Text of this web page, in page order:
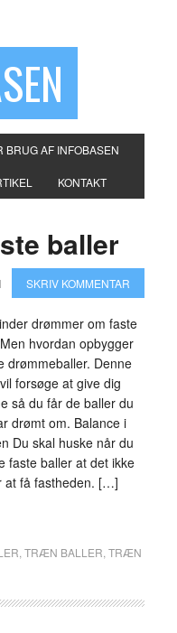
BRUG AF INFOBASEN
KONTAKT
baller
SKRIV KOMMENTAR
drømmer om faste
hvordan opbygger
drømmeballer. Denne
forsøge at give dig
så du får de baller du
drømt om. Balance i
Du skal huske når du
faste baller at det ikke
at få fastheden. […]
TRÆN BALLER TRÆN